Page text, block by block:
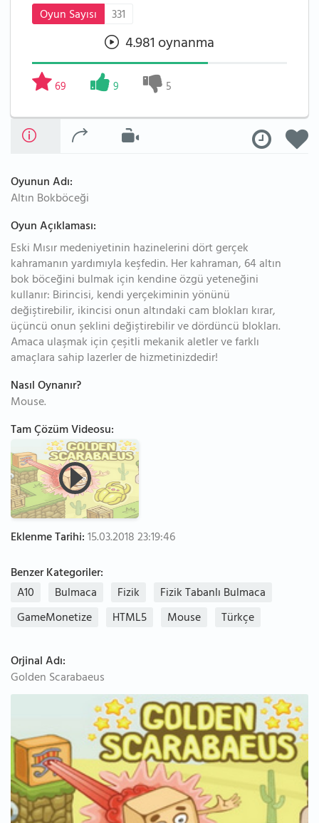
Oyun Sayısı
331
4.981 oynanma
69 9 5
Oyunun Adı:
Altın Bokböceği
Oyun Açıklaması:
Eski Mısır medeniyetinin hazinelerini dört gerçek
kahramanın yardımıyla keşfedin. Her kahraman, 64 altın
bok böceğini bulmak için kendine özgü yeteneğini
kullanır: Birincisi, kendi yerçekiminin yönünü
değiştirebilir, ikincisi onun altındaki cam blokları kırar,
üçüncü onun şeklini değiştirebilir ve dördüncü blokları.
Amaca ulaşmak için çeşitli mekanik aletler ve farklı
amaçlara sahip lazerler de hizmetinizdedir!
Nasıl Oynanır?
Mouse.
Tam Çözüm Videosu:
Eklenme Tarihi:15.03.2018 23:19:46
Benzer Kategoriler:
A10
Bulmaca Fizik
Fizik Tabanlı Bulmaca
GameMonetize
HTML5 Mouse Türkçe
Orjinal Adı:
Golden Scarabaeus